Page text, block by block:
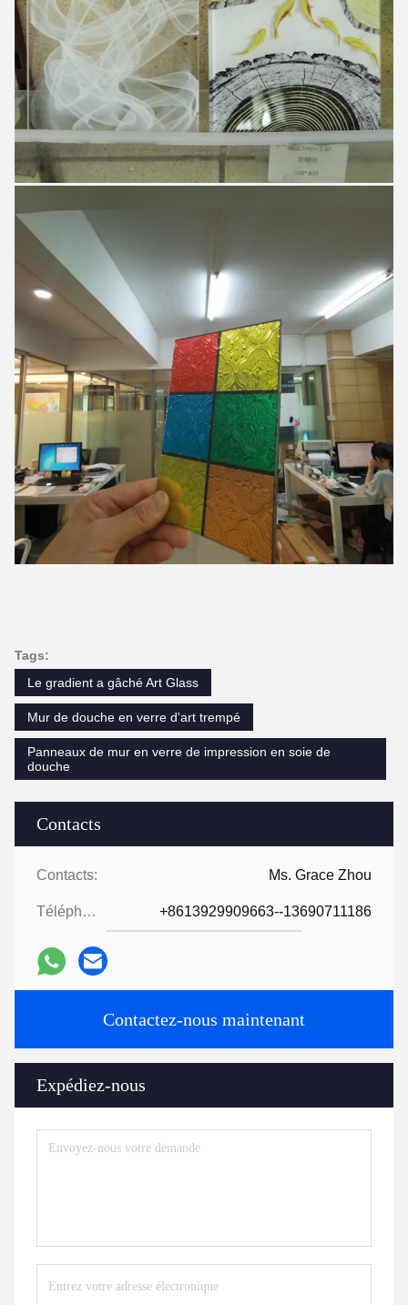
Contacts
Contacts: Ms. Grace Zhou
Téléphone: +8613929909663--13690711186
Contactez-nous maintenant
Expédiez-nous
Tags:
Le gradient a gâché Art Glass
Mur de douche en verre d'art trempé
Panneaux de mur en verre de impression en soie de
douche